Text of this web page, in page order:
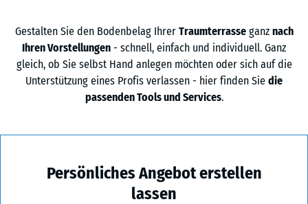
Gestalten Sie den Bodenbelag Ihrer Traumterrasseganz nach
Ihren Vorstellungen - schnell, einfach und individuell. Ganz
gleich, ob Sie selbst Hand anlegen möchten oder sich auf die
Unterstützung eines Profis verlassen - hier finden Sie die
passenden Tools und Services.
Persönliches Angebot erstellen
lassen